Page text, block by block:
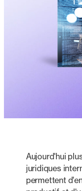
Aujourd'hui
juridiques
permettent